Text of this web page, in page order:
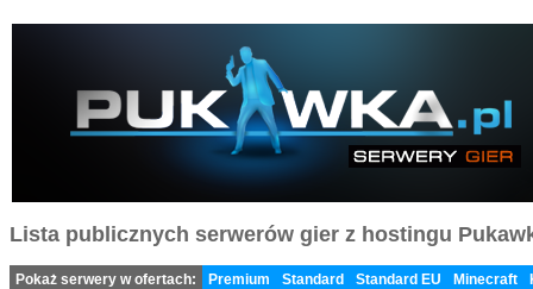
Lista publicznych serwerów gier z hostingu
Pokaż serwery w ofertach: Premium Standard Standard EU Minecraft